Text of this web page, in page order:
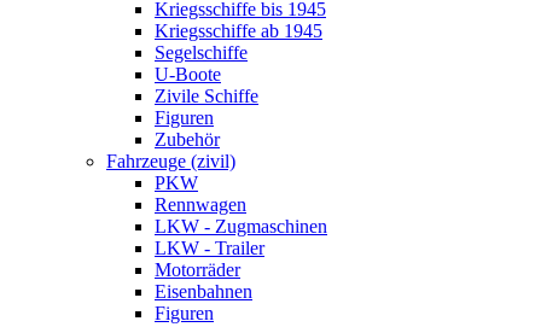
Kriegsschiffe bis 1945
Kriegsschiffe ab 1945
Segelschiffe
U-Boote
Zivile Schiffe
Figuren
Zubehör
Fahrzeuge (zivil)
PKW
Rennwagen
LKW - Zugmaschinen
LKW - Trailer
Motorräder
Eisenbahnen
Figuren